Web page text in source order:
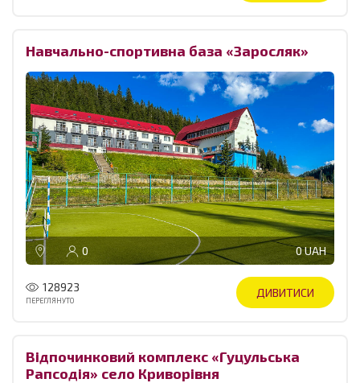
Навчально-спортивна база «Заросляк»
0 0 UAH
128923
ПЕРЕГЛЯНУТО
ДИВИТИСИ
Відпочинковий комплекс «Гуцульська
Рапсодія» село Криворівня